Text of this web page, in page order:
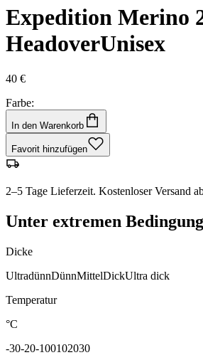
Expedition Merino
HeadoverUnisex
40 €
Farbe:
In den Warenkorb
Favorit hinzufügen
2–5 Tage Lieferzeit. Kostenloser Versand
Unter extremen
Dicke
UltradünnDünnMittelDickUltra dick
Temperatur
°C
-30-20-100102030